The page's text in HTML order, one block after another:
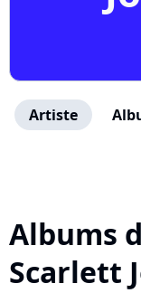
Artiste
Albums
Scarlett